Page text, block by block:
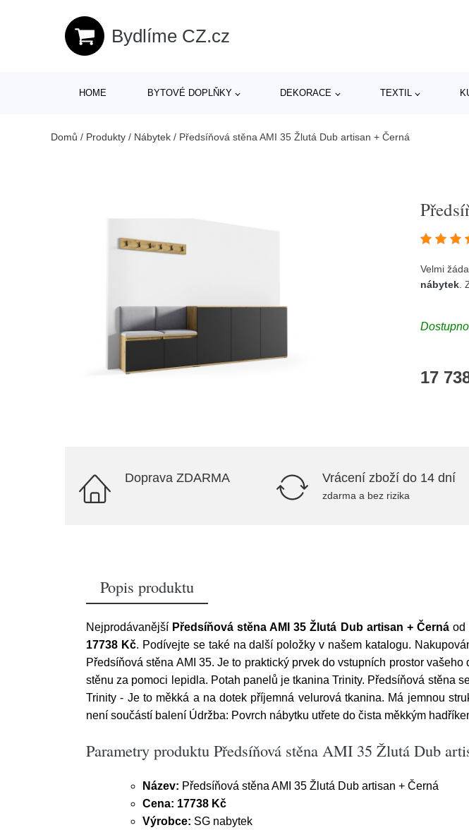
Bydlíme CZ.cz
HOME BYTOVÉ DOPLŇKY DEKORACE TEXTIL
Domů / Produkty / Nábytek / Předsíňová stěna AMI 35 Žlutá Dub artisan + Černá
Velmi
nábytek
17
Doprava ZDARMA Vrácení zboží do 14 dní
zdarma a bez rizika
Popis produktu
Nejprodávanější Předsíňová stěna AMI 35 Žlutá Dub artisan + Černáod
17738 Kč. Podívejte se také na další položky v našem katalogu.
Předsíňová stěna AMI 35. Je to praktický prvek do vstupních prostor
stěnu za pomoci lepidla. Potah panelů je tkanina Trinity. Předsíňová stěna
Trinity - Je to měkká a na dotek příjemná velurová tkanina. Má jemnou
není součástí balení Údržba: Povrch nábytku utřete do čista měkkým
Parametry produktu Předsíňová stěna AMI 35 Žlutá Dub
Název: Předsíňová stěna AMI 35 Žlutá Dub artisan + Černá
Cena: 17738 Kč
Výrobce: SG nabytek